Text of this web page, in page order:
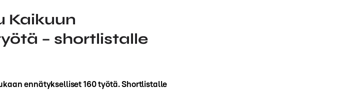
Kaikuun
– shortlistalle
ennätykselliset 160 työtä. Shortlistalle